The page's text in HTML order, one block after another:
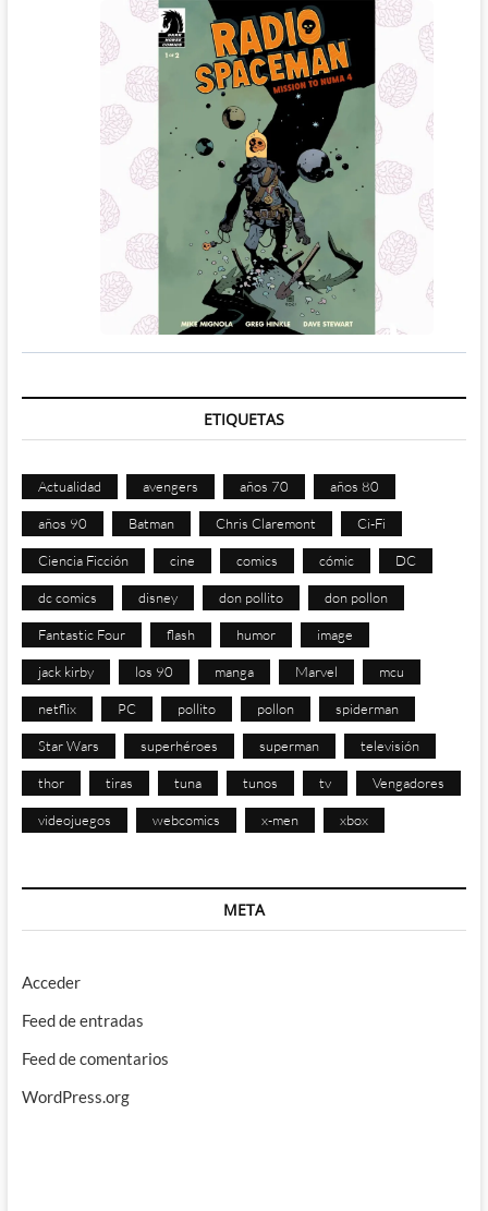
ETIQUETAS
Actualidad avengers años 70 años 80
años 90 Batman Chris Claremont Ci-Fi
Ciencia Ficción cine comics cómic DC
dc comics disney don pollito don pollon
Fantastic Four flash humor image
jack kirby los 90 manga Marvel mcu
netflix PC pollito pollon spiderman
Star Wars superhéroes superman televisión
thor tiras tuna tunos tv Vengadores
videojuegos webcomics x-men xbox
META
Acceder
Feed de entradas
Feed de comentarios
WordPress.org